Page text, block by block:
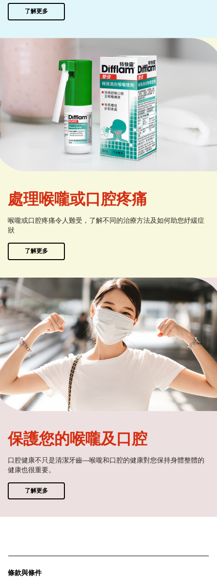
了解更多
處理喉嚨或口腔疼痛
喉嚨或口腔疼痛令人難受，了解不同的治療方法及如何助您紓緩症
狀
了解更多
保護您的喉嚨及口腔
口腔健康不只是清潔牙齒—喉嚨和口腔的健康對您保持身體整體的
健康也很重要。
了解更多
條款與條件